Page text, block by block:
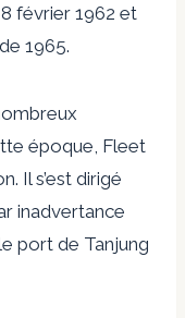
février 1962 et
1965.
époque, Fleet
Il s’est dirigé
inadvertance
port de Tanjung